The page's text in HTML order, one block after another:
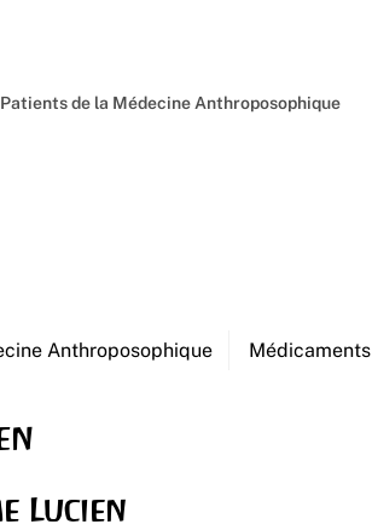
de la Médecine Anthroposophique
Anthroposophique Médicaments
Lucien